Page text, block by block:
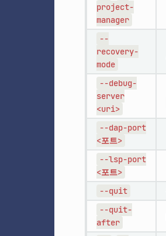
project-
manager
--
recovery-
mode
--debug-
server
<uri>
--dap-port
<포트>
--lsp-port
<포트>
--quit
--quit-
after